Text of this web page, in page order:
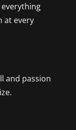
at every
and passion